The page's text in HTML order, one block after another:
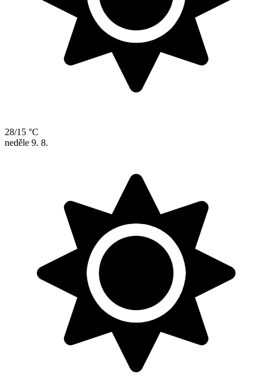
28/15 °C
neděle 9. 8.